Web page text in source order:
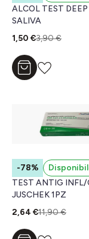
ALCOL TEST DEEP
SALIVA
1,50 €3,90 €
Aggiungi al
-78%
TEST ANTIG INFL/
JUSCHEK 1PZ
2,64 €11,90 €